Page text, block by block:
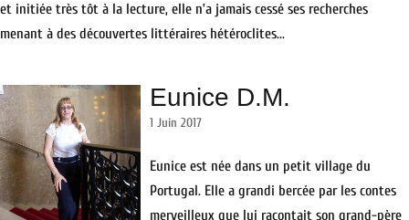
et initiée très tôt à la lecture, elle n’a jamais cessé ses recherches
menant à des découvertes littéraires hétéroclites...
Eunice D.M.
1 Juin 2017
Eunice est née dans un petit village du
Portugal. Elle a grandi bercée par les contes
merveilleux que lui racontait son grand-père